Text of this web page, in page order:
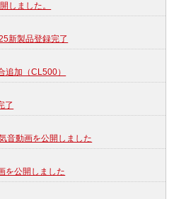
しました。
新製品登録完了
追加（CL500）
了
音動画を公開しました
を公開しました